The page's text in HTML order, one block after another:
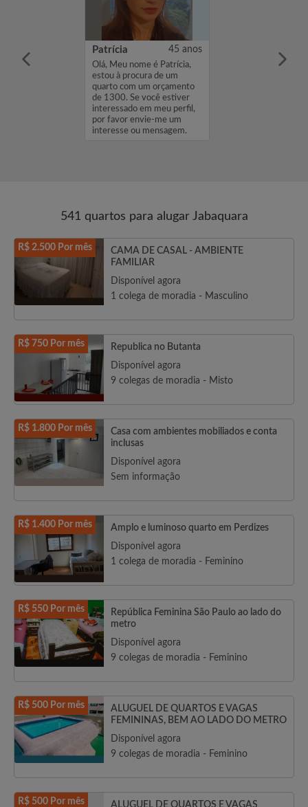
é Maria
Patrícia 45 anos
Olá, Meu nome é Patrícia,
estou à procura de um
quarto com um orçamento
de 1300. Se você estiver
interessado em meu perfil,
por favor envie-me um
interesse ou mensagem.
541 quartos para alugar Jabaquara
R$ 2.500 Por mês
CAMA DE CASAL - AMBIENTE
FAMILIAR
Disponível agora
1 colega de moradia - Masculino
R$ 750 Por mês
Republica no Butanta
Disponível agora
9 colegas de moradia - Misto
R$ 1.800 Por mês
Casa com ambientes mobiliados e conta
inclusas
Disponível agora
Sem informação
R$ 1.400 Por mês
Amplo e luminoso quarto em Perdizes
Disponível agora
1 colega de moradia - Feminino
R$ 550 Por mês
República Feminina São Paulo ao lado do
metro
Disponível agora
9 colegas de moradia - Feminino
R$ 500 Por mês
ALUGUEL DE QUARTOS E VAGAS
FEMININAS, BEM AO LADO DO METRO
Disponível agora
9 colegas de moradia - Feminino
R$ 500 Por mês ALUGUEL DE QUARTOS E VAGAS